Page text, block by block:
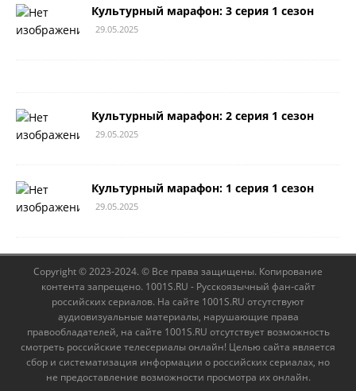
Культурный марафон: 3 серия 1 сезон
29.05.2025
Культурный марафон: 2 серия 1 сезон
29.05.2025
Культурный марафон: 1 серия 1 сезон
29.05.2025
Copyright © 2023-2024. © Все права защищены. Копирование
контента запрещено. 1001S.RU - Русскоязычный фан-сайт
российских сериалов. На сайте 1001S.RU отсутствуют
аудиовизуальные материалы, нарушающие права
правообладателей, на сайте 1001S.RU отсутствует возможность
смотреть российские телесериалы онлайн! Целью сайта является
сбор и систематизация информации о российских сериалах, но
не предоставление возможности просмотра их онлайн.